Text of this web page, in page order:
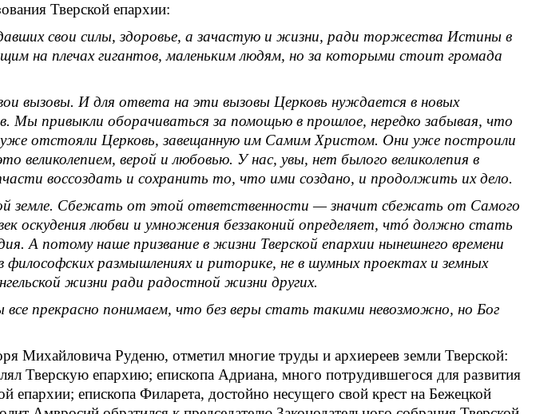
Тверской епархии:
свои силы, здоровье, а зачастую и жизни, ради торжества Истины в
на плечах гигантов, маленьким людям, но за которыми стоит громада
вызовы. И для ответа на эти вызовы Церковь нуждается в новых
Мы привыкли оборачиваться за помощью в прошлое, нередко забывая, что
уже отстояли Церковь, завещанную им Самим Христом. Они уже построили
великолепием, верой и любовью. У нас, увы, нет былого великолепия в
воссоздать и сохранить то, что ими создано, и продолжить их дело.
земле. Сбежать от этой ответственности — значит сбежать от Самого
любви и умножения беззаконий определяет, чтó должно стать
А потому наше призвание в жизни Тверской епархии нынешнего времени
размышлениях и риторике, не в шумных проектах и земных
жизни ради радостной жизни других.
прекрасно понимаем, что без веры стать такими невозможно, но Бог
Михайловича Руденю, отметил многие труды и архиереев земли Тверской:
Тверскую епархию; епископа Адриана, много потрудившегося для развития
епископа Филарета, достойно несущего свой крест на Бежецкой